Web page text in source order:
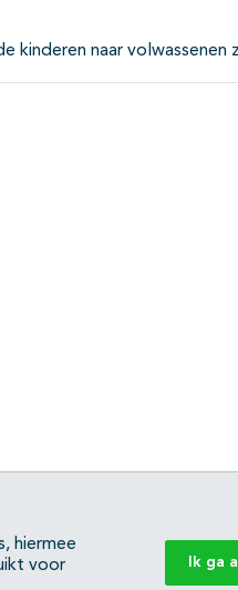
kinderen naar volwassenen
hiermee
voor
Ik ga